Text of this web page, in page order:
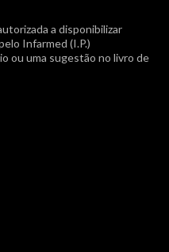
a disponibilizar
Infarmed (I.P.)
ou uma sugestão no livro de